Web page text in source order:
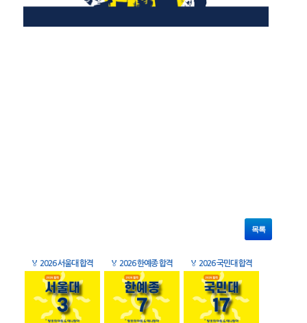
목록
🏅 2026 서울대 합격 🏅 2026 한예종 합격 🏅 2026 국민대 합격